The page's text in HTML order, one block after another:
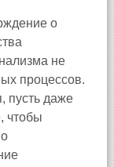
о
не
процессов.
пусть даже
чтобы